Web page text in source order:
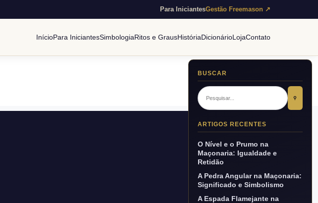
Para IniciantesGestão Freemason ↗
InícioPara IniciantesSimbologiaRitos e GrausHistóriaDicionárioLojaContato
BUSCAR
⚲
ARTIGOS RECENTES
O Nível e o Prumo na
Maçonaria: Igualdade e
Retidão
A Pedra Angular na Maçonaria:
Significado e Simbolismo
A Espada Flamejante na